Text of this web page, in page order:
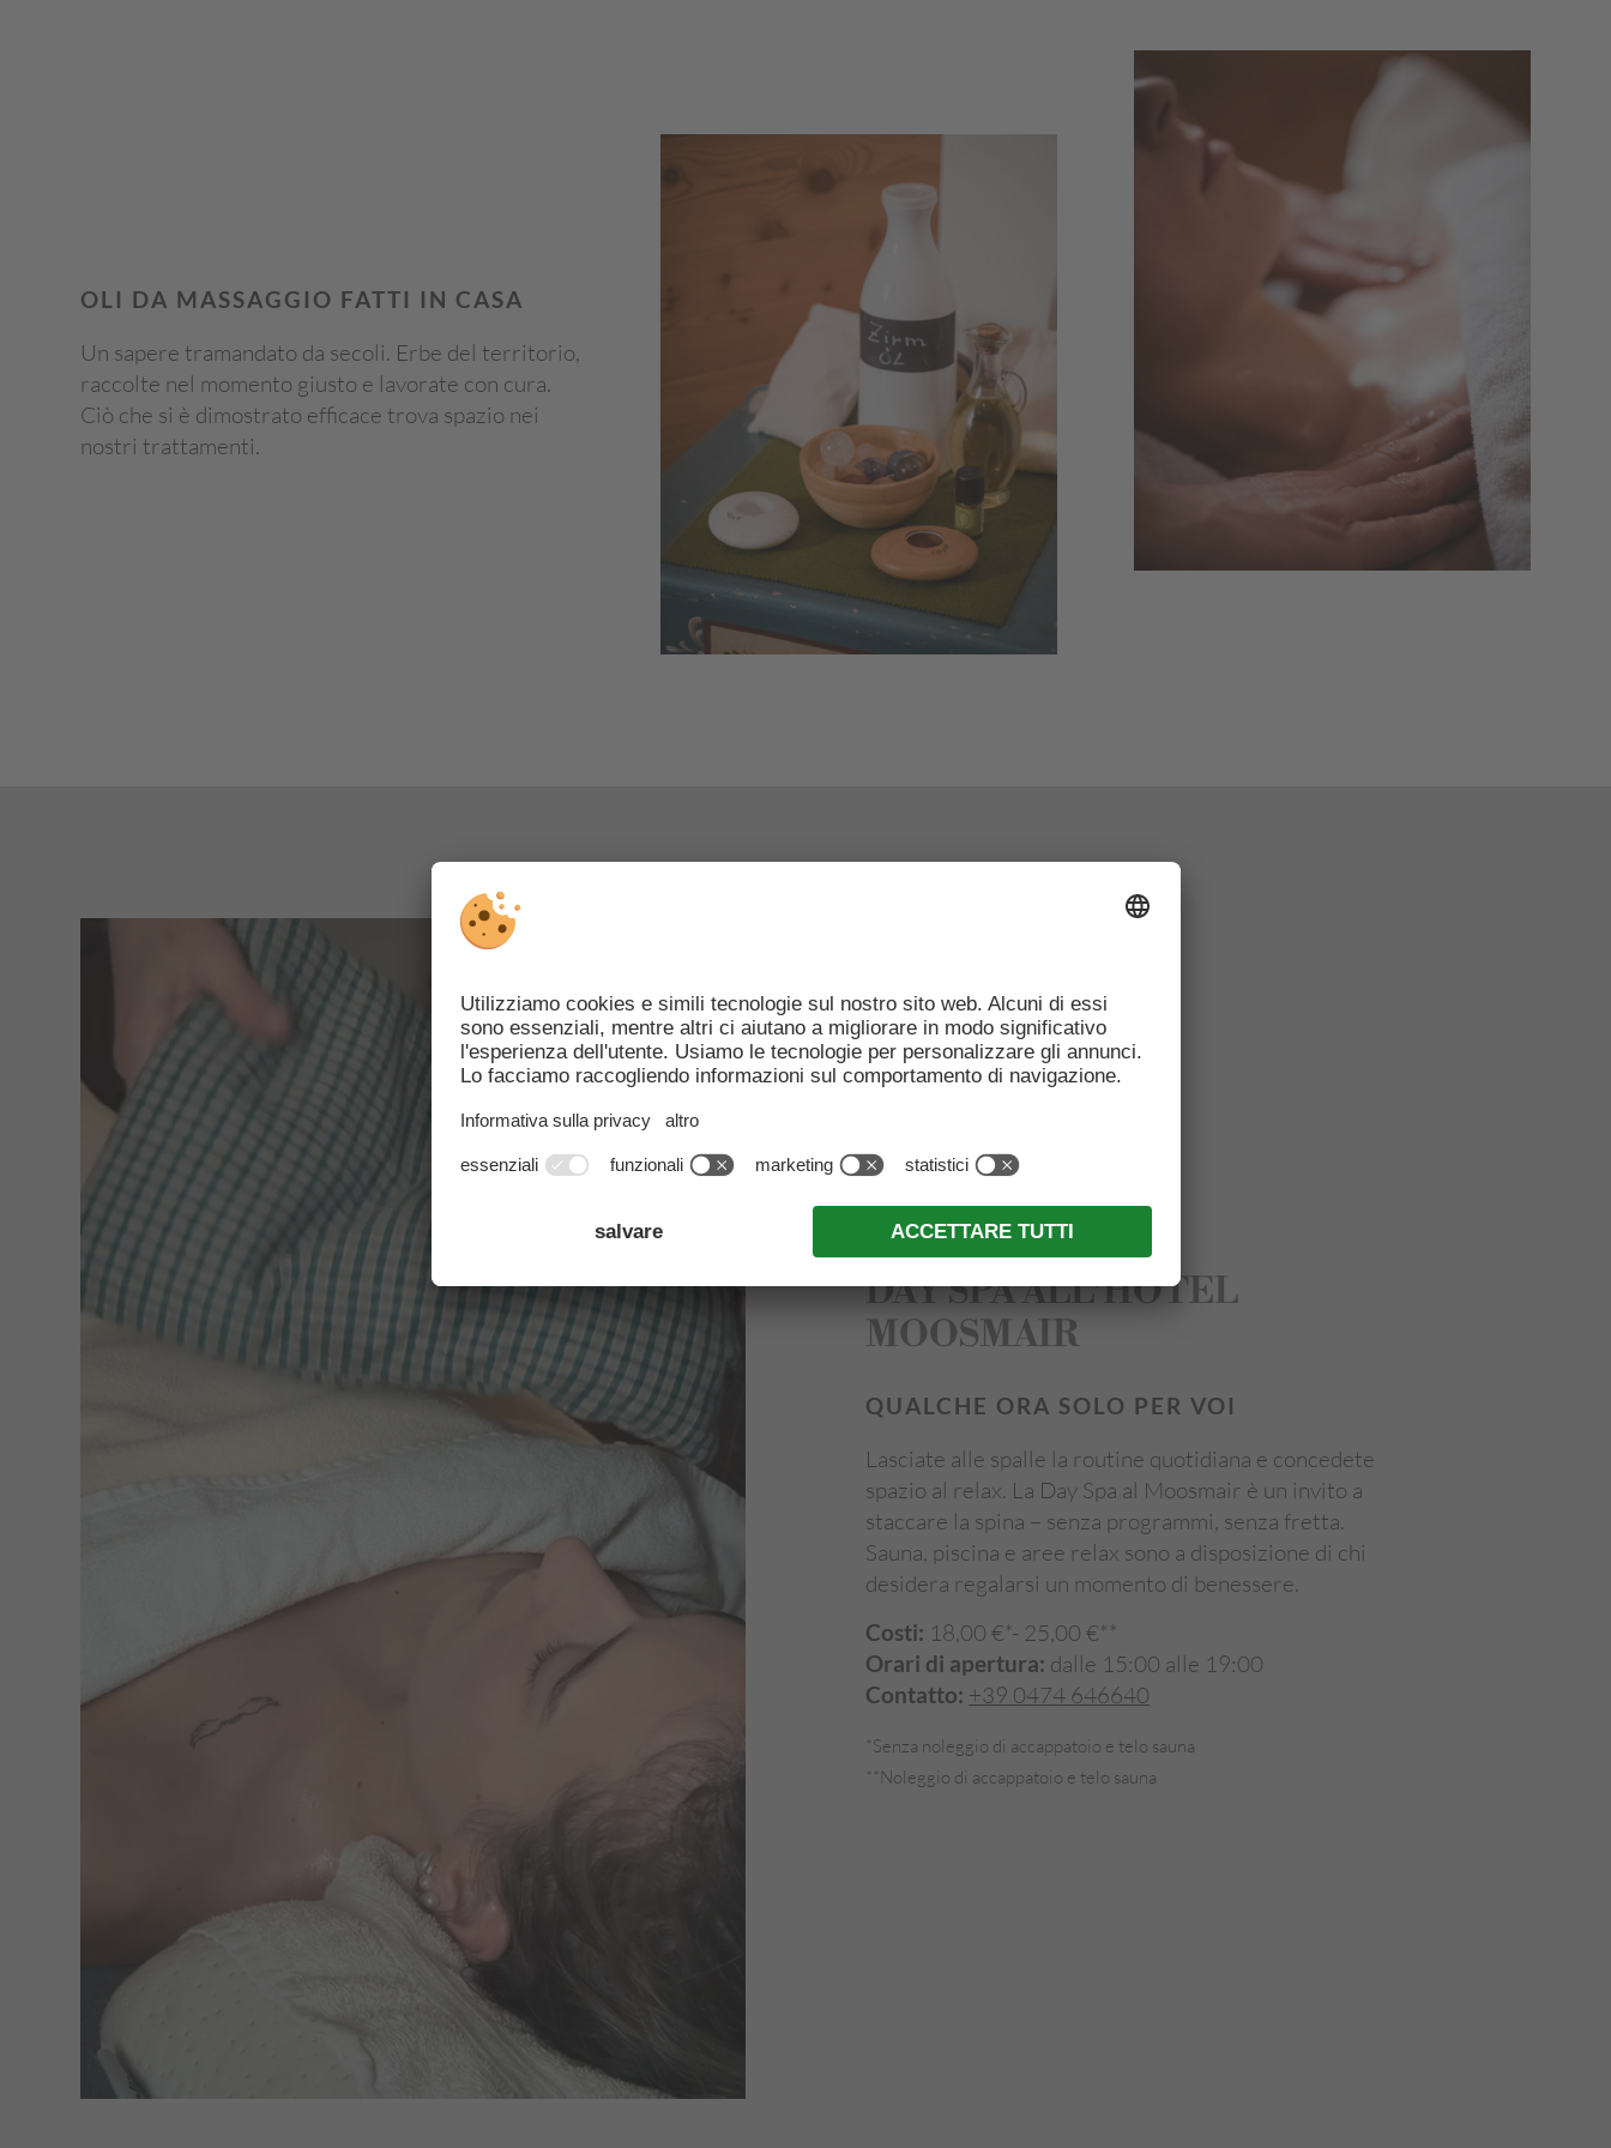
OLI DA MASSAGGIO FATTI IN CASA
Un sapere tramandato da secoli. Erbe del territorio,
raccolte nel momento giusto e lavorate con cura.
Ciò che si è dimostrato efficace trova spazio nei
nostri trattamenti.
DAY SPA ALL’HOTEL
MOOSMAIR
QUALCHE ORA SOLO PER VOI
Lasciate alle spalle la routine quotidiana e concedete
spazio al relax. La Day Spa al Moosmair è un invito a
staccare la spina – senza programmi, senza fretta.
Sauna, piscina e aree relax sono a disposizione di chi
desidera regalarsi un momento di benessere.
Costi: 18,00 €*- 25,00 €**
Orari di apertura: dalle 15:00 alle 19:00
Contatto: +39 0474 646640
*Senza noleggio di accappatoio e telo sauna
**Noleggio di accappatoio e telo sauna